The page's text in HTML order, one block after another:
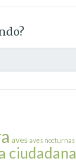
aves aves nocturnas
ciudadana